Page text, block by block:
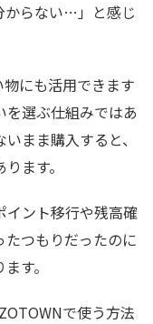
からない…」と感じ
にも活用できます
選ぶ仕組みではあ
まま購入すると、
ます。
イント移行や残高確
つもりだったのに
す。
で使う方法